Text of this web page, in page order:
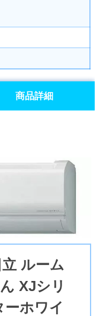
商品詳細
立 ルーム
XJシリ
ーホワイ